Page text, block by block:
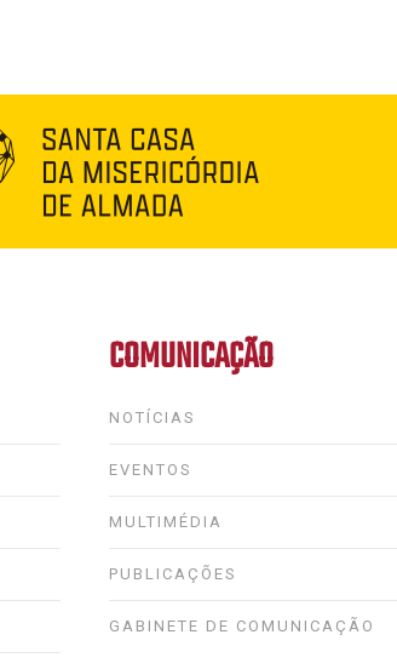
COMUNICAÇÃO
NOTÍCIAS
EVENTOS
MULTIMÉDIA
PUBLICAÇÕES
GABINETE DE COMUNICAÇÃO